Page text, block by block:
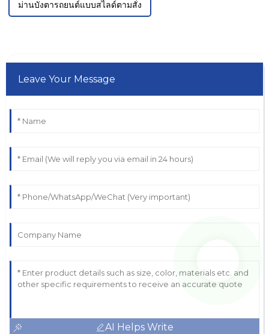
ม่านบังตารถยนต์แบบสไลด์ตามสั่ง
Leave Your Message
AI Helps Write